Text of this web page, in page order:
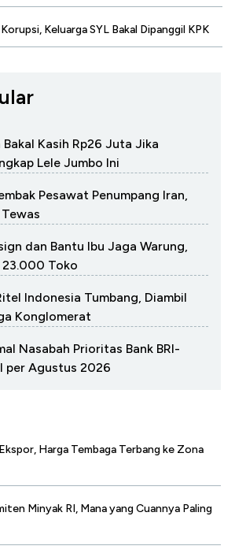
Keluarga SYL Bakal Dipanggil KPK
Kasih Rp26 Juta Jika
Lele Jumbo Ini
Pesawat Penumpang Iran,
dan Bantu Ibu Jaga Warung,
23.000 Toko
Indonesia Tumbang, Diambil
Konglomerat
Nasabah Prioritas Bank BRI-
per Agustus 2026
Harga Tembaga Terbang ke Zona
Minyak RI, Mana yang Cuannya Paling